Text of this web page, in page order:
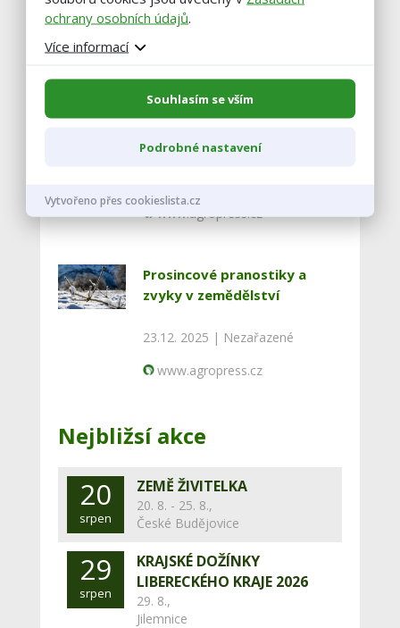
Podobné články
Mrazy ovocným sadům
svědčí, pomohou redukovat
www.agropress.cz
Prosincové pranostiky a
zvyky v zemědělství
23.12. 2025 | Nezařazené
www.agropress.cz
Nejbližsí akce
20
srpen
ZEMĚ ŽIVITELKA
20. 8. - 25. 8.,
České Budějovice
29
srpen
KRAJSKÉ DOŽÍNKY
LIBERECKÉHO KRAJE 2026
29. 8.,
Jilemnice
ochrany osobních údajů.
Více informací
Souhlasím se vším
Podrobné nastavení
Vytvořeno přes cookieslista.cz